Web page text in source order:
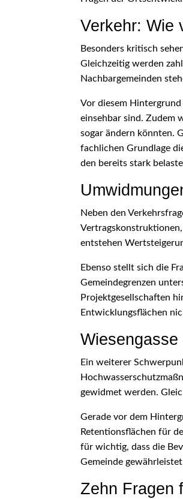
Verkehr: Wie
Besonders kritisch
Gleichzeitig werden
Nachbargemeinden
Vor diesem
einsehbar sind. Zudem
sogar ändern könnten.
fachlichen Grundlage
den bereits stark
Neben den
entstehen
Ebenso stellt sich die
Gemeindegrenzen
Projektgesellschaften
Entwicklungsflächen
Ein weiterer
gewidmet werden.
Gerade vor dem
Retentionsflächen für
für wichtig, dass die
Gemeinde
Zehn Fragen